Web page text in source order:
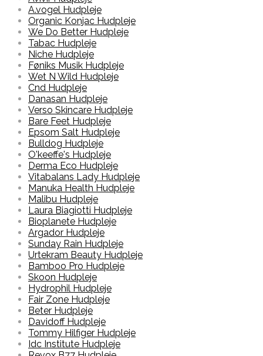
A.vogel Hudpleje
Organic Konjac Hudpleje
We Do Better Hudpleje
Tabac Hudpleje
Niche Hudpleje
Føniks Musik Hudpleje
Wet N Wild Hudpleje
Cnd Hudpleje
Danasan Hudpleje
Verso Skincare Hudpleje
Bare Feet Hudpleje
Epsom Salt Hudpleje
Bulldog Hudpleje
O'keeffe's Hudpleje
Derma Eco Hudpleje
Vitabalans Lady Hudpleje
Manuka Health Hudpleje
Malibu Hudpleje
Laura Biagiotti Hudpleje
Bioplanete Hudpleje
Argador Hudpleje
Sunday Rain Hudpleje
Urtekram Beauty Hudpleje
Bamboo Pro Hudpleje
Skoon Hudpleje
Hydrophil Hudpleje
Fair Zone Hudpleje
Beter Hudpleje
Davidoff Hudpleje
Tommy Hilfiger Hudpleje
Idc Institute Hudpleje